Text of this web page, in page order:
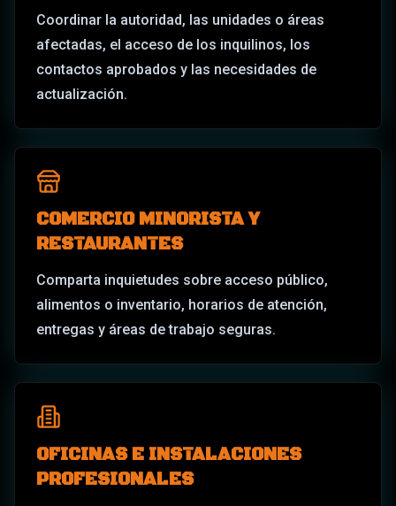
Coordinar la autoridad, las unidades o áreas
afectadas, el acceso de los inquilinos, los
contactos aprobados y las necesidades de
actualización.
COMERCIO MINORISTA Y
RESTAURANTES
Comparta inquietudes sobre acceso público,
alimentos o inventario, horarios de atención,
entregas y áreas de trabajo seguras.
OFICINAS E INSTALACIONES
PROFESIONALES